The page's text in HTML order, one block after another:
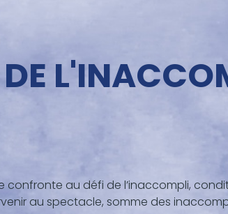
DE
confronte au défi de l’inaccompli,
au spectacle, somme des